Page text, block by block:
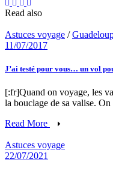
Read also
Astuces voyage /
11/07/2017
J’ai testé pour vous… un vol
[:fr]Quand on voyage, les
la bouclage de sa valise. On
Read More
Astuces voyage
22/07/2021